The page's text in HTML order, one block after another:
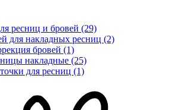
ресниц и бровей (29)
для накладных ресниц (2)
бровей (1)
накладные (25)
для ресниц (1)